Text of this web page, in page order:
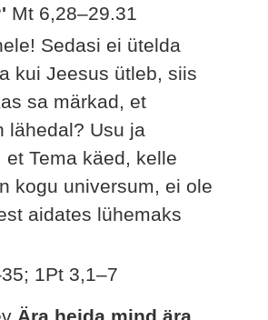
Mt 6,28–29.31
Sedasi ei ütelda
kui Jeesus ütleb, siis
sa märkad, et
lähedal? Usu ja
et Tema käed, kelle
kogu universum, ei ole
aidates lühemaks
1Pt 3,1–7